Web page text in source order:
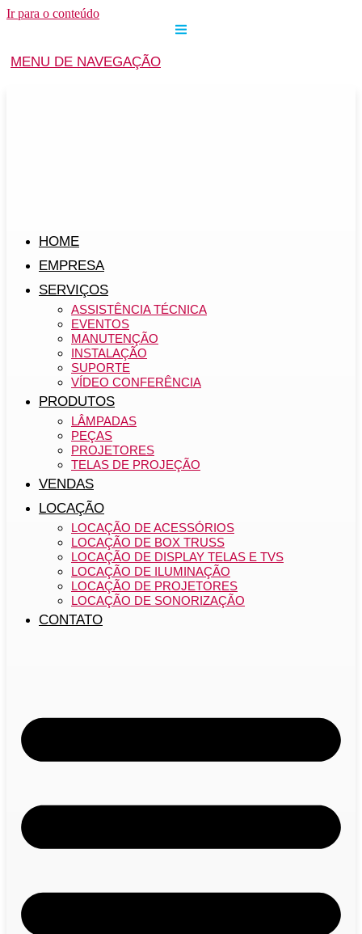
Ir para o conteúdo
MENU DE NAVEGAÇÃO
HOME
EMPRESA
SERVIÇOS
ASSISTÊNCIA TÉCNICA
EVENTOS
MANUTENÇÃO
INSTALAÇÃO
SUPORTE
VÍDEO CONFERÊNCIA
PRODUTOS
LÂMPADAS
PEÇAS
PROJETORES
TELAS DE PROJEÇÃO
VENDAS
LOCAÇÃO
LOCAÇÃO DE ACESSÓRIOS
LOCAÇÃO DE BOX TRUSS
LOCAÇÃO DE DISPLAY TELAS E TVS
LOCAÇÃO DE ILUMINAÇÃO
LOCAÇÃO DE PROJETORES
LOCAÇÃO DE SONORIZAÇÃO
CONTATO